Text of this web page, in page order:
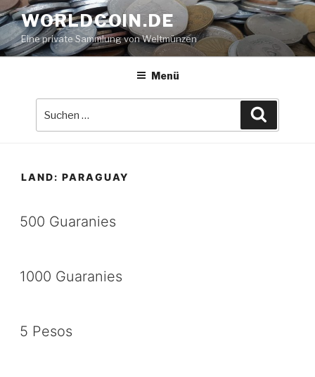
Zum
Inhalt
springen
WORLDCOIN.DE
Eine private Sammlung von Weltmünzen
Menü
LAND: PARAGUAY
500 Guaranies
1000 Guaranies
5 Pesos